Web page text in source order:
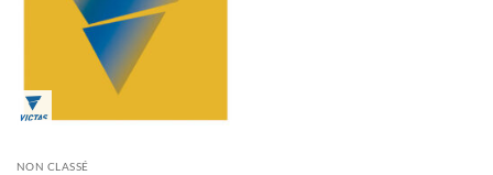
NON CLASSÉ